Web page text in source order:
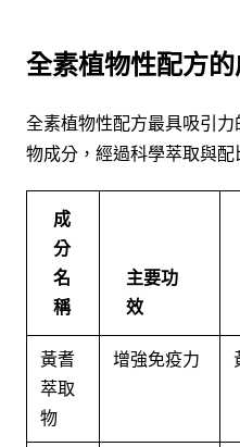
全素植物性配方
全素植物性配方最具吸引
物成分，經過科學萃取與
成
分
名
稱
主要功
效
黃耆
萃取
物
增強免疫力